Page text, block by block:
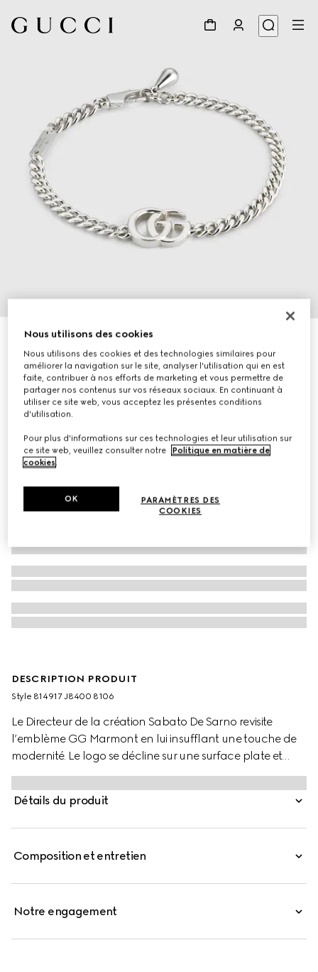
Bracelet chaîne GG Marmont
€ 350
DESCRIPTION PRODUIT
Style ‎814917 J8400 8106
Le Directeur de la création Sabato De Sarno revisite
l’emblème GG Marmont en lui insufflant une touche de
modernité. Le logo se décline sur une surface plate et
dans une forme plus audacieuse sur des bracelets,
bagues, boucles d’oreilles et colliers en argent assortis. La
breloque Double G caractérise ici ce bracelet à chaîne
Détails du produit
Composition et entretien
Notre engagement
Nous utilisons des cookies
Nous utilisons des cookies et des technologies similaires pour
améliorer la navigation sur le site, analyser l'utilisation qui en est
faite, contribuer à nos efforts de marketing et vous permettre de
partager nos contenus sur vos réseaux sociaux. En continuant à
utiliser ce site web, vous acceptez les présentes conditions
d'utilisation.
Pour plus d'informations sur ces technologies et leur utilisation sur
ce site web, veuillez consulter notre
Politique en matière de
cookies.
PARAMÈTRES DES
COOKIES
OK